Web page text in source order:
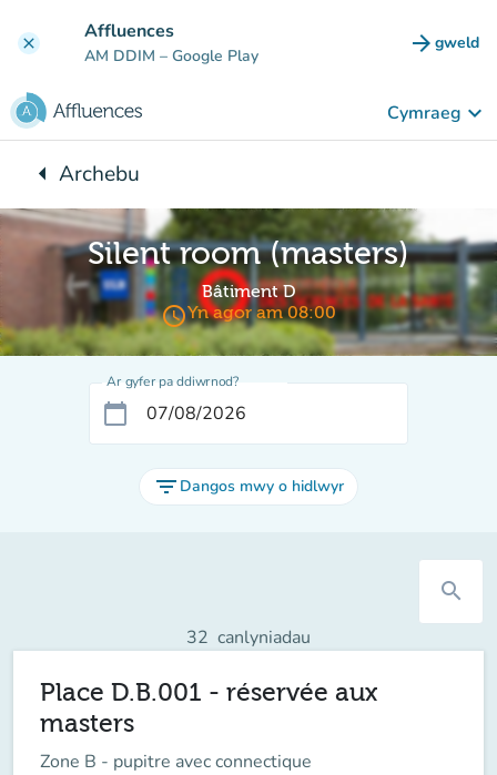
clear Affluences
AM DDIM – Google Play arrow_forward gweld
(tab
Cymraeg keyboard_arrow_down
arrow_leftYn ôl i:
Archebu
Silent room (masters)
Bâtiment D
access_timeYn agor am 08:00
Ar gyfer pa ddiwrnod?
calendar_today
filter_list Dangos mwy o hidlwyr
search
32 canlyniadau
Place D.B.001 - réservée aux
masters
Zone B - pupitre avec connectique